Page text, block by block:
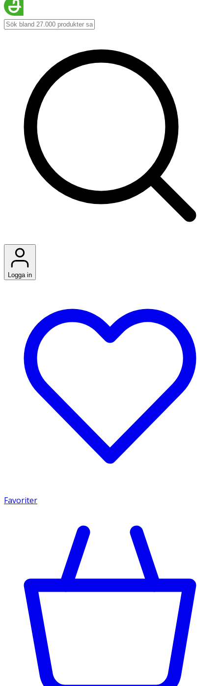
Logga in
Favoriter